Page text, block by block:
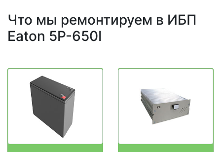
Что мы ремонтируем в ИБП
Eaton 5P-650I